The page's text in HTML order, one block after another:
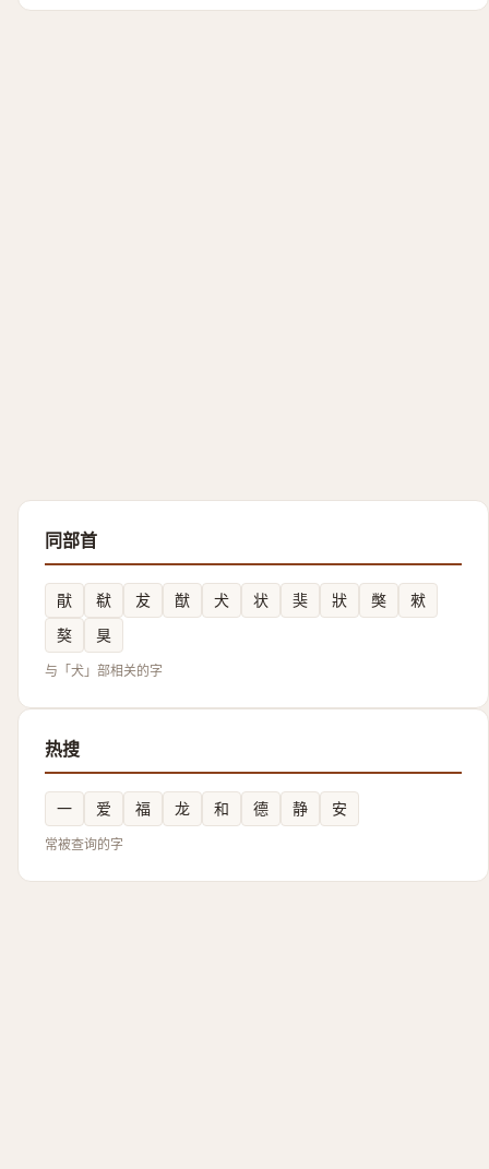
同部首
猒 㹷 犮 猷 犬 状 猆 狀 獘
猌
獒
狊
与「犬」部相关的字
热搜
一 爱 福 龙 和 德 静 安
常被查询的字